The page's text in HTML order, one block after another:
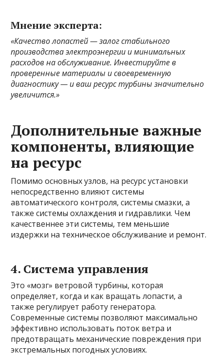
Мнение эксперта:
«Качество лопастей — залог стабильного
производства электроэнергии и минимальных
расходов на обслуживание. Инвестируйте в
проверенные материалы и своевременную
диагностику — и ваш ресурс турбины значительно
увеличится.»
Дополнительные важные
компоненты, влияющие
на ресурс
Помимо основных узлов, на ресурс установки
непосредственно влияют системы
автоматического контроля, системы смазки, а
также системы охлаждения и гидравлики. Чем
качественнее эти системы, тем меньшие
издержки на техническое обслуживание и ремонт.
4. Система управления
Это «мозг» ветровой турбины, которая
определяет, когда и как вращать лопасти, а
также регулирует работу генератора.
Современные системы позволяют максимально
эффективно использовать поток ветра и
предотвращать механические повреждения при
экстремальных погодных условиях.